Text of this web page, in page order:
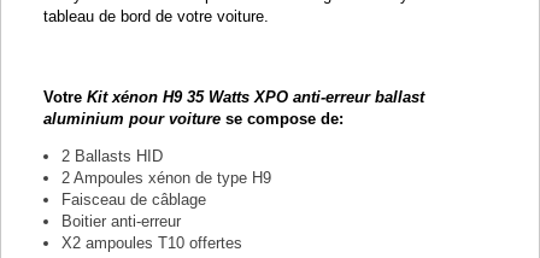
tableau de bord de votre voiture.
Votre Kit xénon H9 35 Watts XPO anti-erreur ballast
aluminium pour voiture se compose de:
2 Ballasts HID
2 Ampoules xénon de type H9
Faisceau de câblage
Boitier anti-erreur
X2 ampoules T10 offertes